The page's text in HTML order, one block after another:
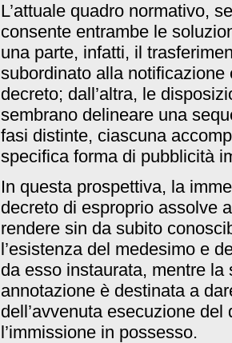
L’attuale quadro normativo,
consente entrambe le
una parte, infatti, il
subordinato alla notificazione
decreto; dall’altra, le
sembrano delineare una
fasi distinte, ciascuna
specifica forma di pubblicità
In questa prospettiva, la
decreto di esproprio assolve
rendere sin da subito
l’esistenza del medesimo e
da esso instaurata, mentre la
annotazione è destinata a
dell’avvenuta esecuzione del
l’immissione in possesso.